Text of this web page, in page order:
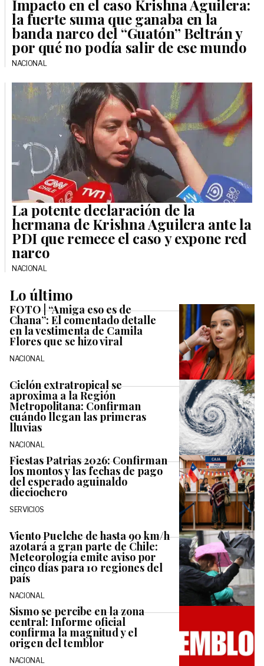
Impacto en el caso Krishna Aguilera:
la fuerte suma que ganaba en la
banda narco del “Guatón” Beltrán y
por qué no podía salir de ese mundo
NACIONAL
La potente declaración de la
hermana de Krishna Aguilera ante la
PDI que remece el caso y expone red
narco
NACIONAL
Lo último
FOTO | “Amiga eso es de
Chana”: El comentado detalle
en la vestimenta de Camila
Flores que se hizo viral
NACIONAL
Ciclón extratropical se
aproxima a la Región
Metropolitana: Confirman
cuándo llegan las primeras
lluvias
NACIONAL
Fiestas Patrias 2026: Confirman
los montos y las fechas de pago
del esperado aguinaldo
dieciochero
SERVICIOS
Viento Puelche de hasta 90 km/h
azotará a gran parte de Chile:
Meteorología emite aviso por
cinco días para 10 regiones del
país
NACIONAL
Sismo se percibe en la zona
central: Informe oficial
confirma la magnitud y el
origen del temblor
NACIONAL